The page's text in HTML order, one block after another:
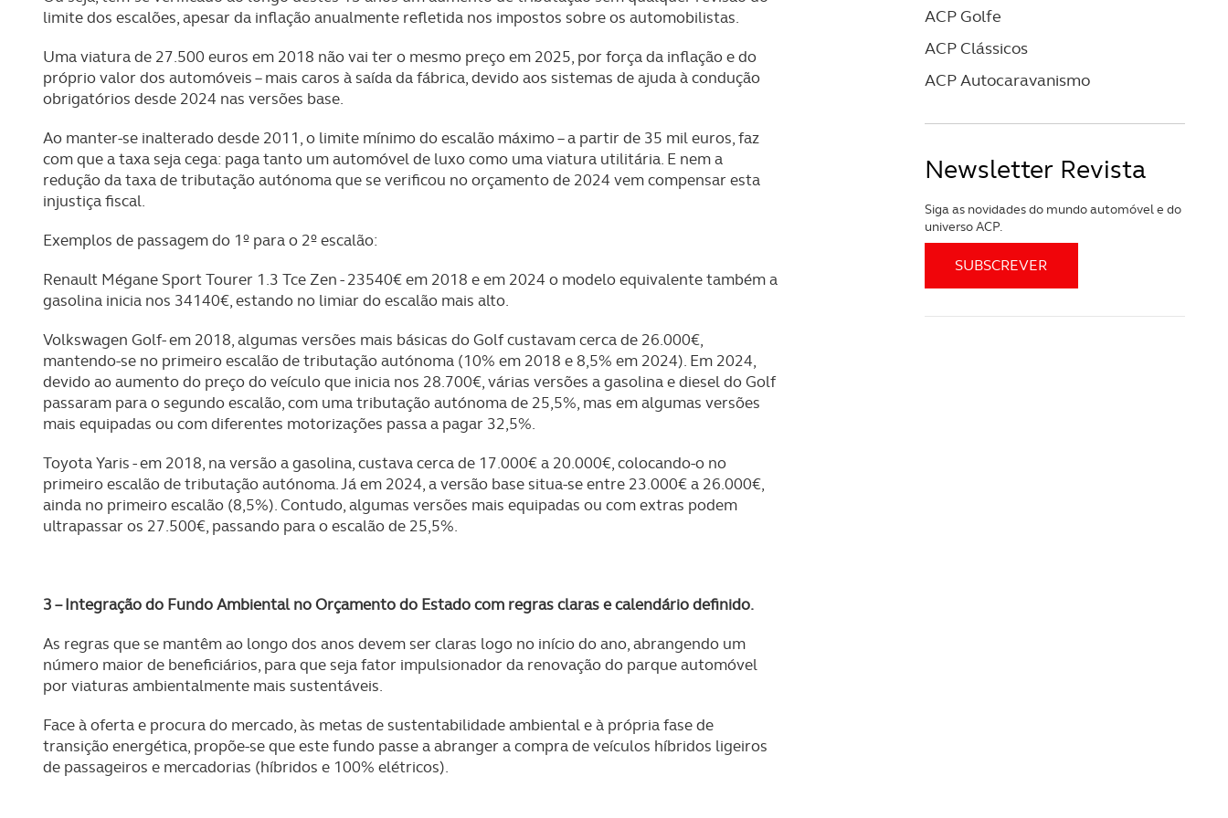
limite dos escalões, apesar da inflação anualmente refletida nos impostos sobre os automobilistas.
Uma viatura de 27.500 euros em 2018 não vai ter o mesmo preço em 2025, por força da inflação e do
próprio valor dos automóveis – mais caros à saída da fábrica, devido aos sistemas de ajuda à condução
obrigatórios desde 2024 nas versões base.
Ao manter-se inalterado desde 2011, o limite mínimo do escalão máximo – a partir de 35 mil euros, faz
com que a taxa seja cega: paga tanto um automóvel de luxo como uma viatura utilitária. E nem a
redução da taxa de tributação autónoma que se verificou no orçamento de 2024 vem compensar esta
injustiça fiscal.
Exemplos de passagem do 1º para o 2º escalão:
Renault Mégane Sport Tourer 1.3 Tce Zen - 23540€ em 2018 e em 2024 o modelo equivalente também a
gasolina inicia nos 34140€, estando no limiar do escalão mais alto.
Volkswagen Golf- em 2018, algumas versões mais básicas do Golf custavam cerca de 26.000€,
mantendo-se no primeiro escalão de tributação autónoma (10% em 2018 e 8,5% em 2024). Em 2024,
devido ao aumento do preço do veículo que inicia nos 28.700€, várias versões a gasolina e diesel do Golf
passaram para o segundo escalão, com uma tributação autónoma de 25,5%, mas em algumas versões
mais equipadas ou com diferentes motorizações passa a pagar 32,5%.
Toyota Yaris - em 2018, na versão a gasolina, custava cerca de 17.000€ a 20.000€, colocando-o no
primeiro escalão de tributação autónoma. Já em 2024, a versão base situa-se entre 23.000€ a 26.000€,
ainda no primeiro escalão (8,5%). Contudo, algumas versões mais equipadas ou com extras podem
ultrapassar os 27.500€, passando para o escalão de 25,5%.
3 – Integração do Fundo Ambiental no Orçamento do Estado com regras claras e calendário definido.
As regras que se mantêm ao longo dos anos devem ser claras logo no início do ano, abrangendo um
número maior de beneficiários, para que seja fator impulsionador da renovação do parque automóvel
por viaturas ambientalmente mais sustentáveis.
Face à oferta e procura do mercado, às metas de sustentabilidade ambiental e à própria fase de
transição energética, propõe-se que este fundo passe a abranger a compra de veículos híbridos ligeiros
de passageiros e mercadorias (híbridos e 100% elétricos).
ACP Golfe
ACP Clássicos
ACP Autocaravanismo
Newsletter Revista
Siga as novidades do mundo automóvel e do
universo ACP.